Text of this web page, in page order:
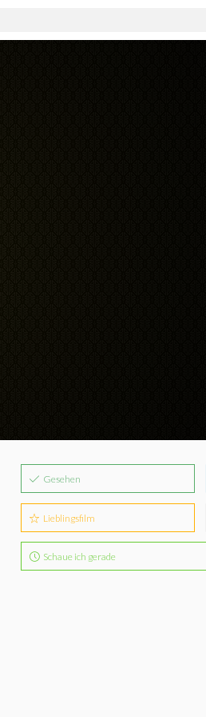
Gesehen
Lieblingsfilm
Schaue ich gerade